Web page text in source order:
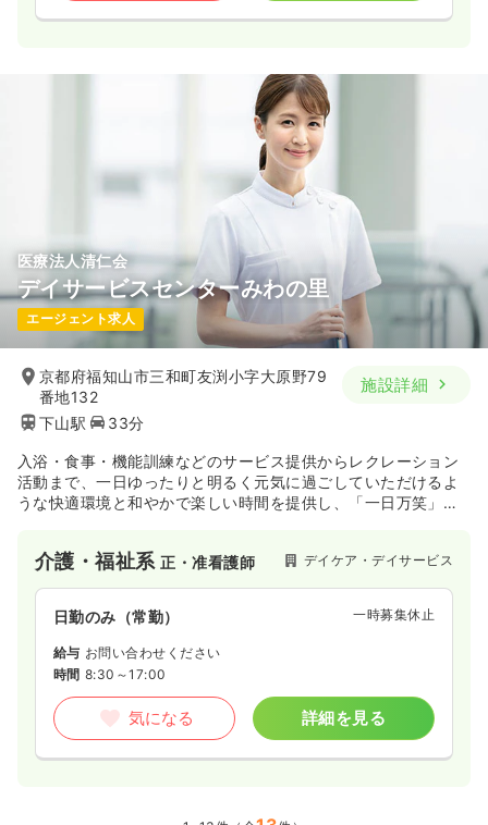
医療法人清仁会
デイサービスセンターみわの里
エージェント求人
京都府福知山市三和町友渕小字大原野79
番地132
下山駅
33分
施設詳細
入浴・食事・機能訓練などのサービス提供からレクレーション
活動まで、一日ゆったりと明るく元気に過ごしていただけるよ
うな快適環境と和やかで楽しい時間を提供し、「一日万笑」を
介護・福祉系正・准看護師 デイケア・デイサービス
日勤のみ（常勤） 一時募集休止
給与 お問い合わせください
時間 8:30～17:00
気になる 詳細を見る